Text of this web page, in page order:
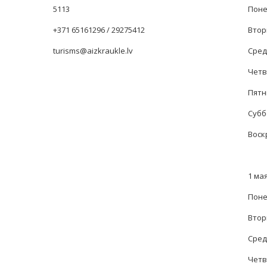
5113
+371 65161296 / 29275412
turisms@aizkraukle.lv
1